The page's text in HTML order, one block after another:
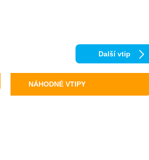
Další vtip
NÁHODNÉ VTIPY